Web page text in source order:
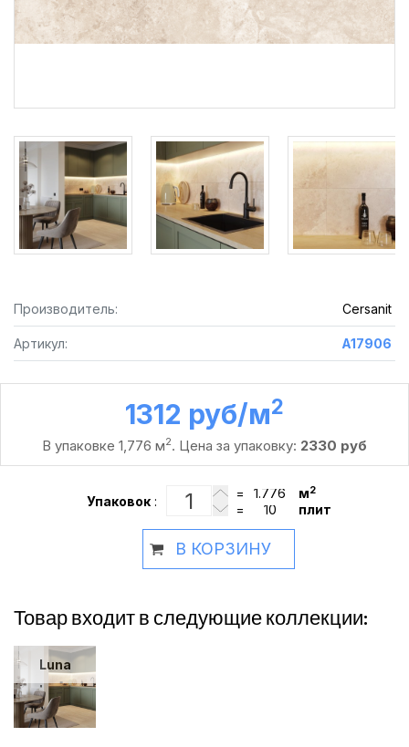
Производитель: Cersanit
Артикул: A17906
1312 руб /м2
В упаковке 1,776 м2. Цена за упаковку: 2330 руб
Упаковок :
= м2
= плит
В КОРЗИНУ
Товар входит в следующие коллекции:
Luna